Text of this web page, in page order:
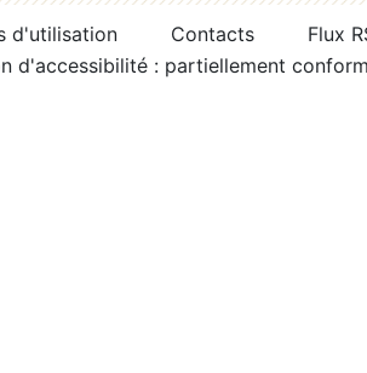
d'utilisation Contacts
Flux
d'accessibilité : partiellement